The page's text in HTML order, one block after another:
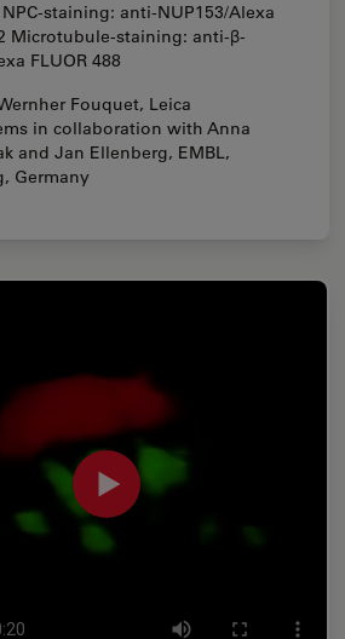
staining: anti-NUP153/Alexa
Microtubule-staining: anti-β-
FLUOR 488
Fouquet, Leica
in collaboration with Anna
and Jan Ellenberg, EMBL,
Germany